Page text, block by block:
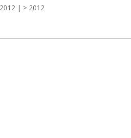
| > 2012